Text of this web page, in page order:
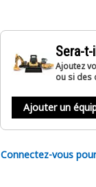
Sera-
Ajoutez
ou si des
Ajouter un
Connectez-vous